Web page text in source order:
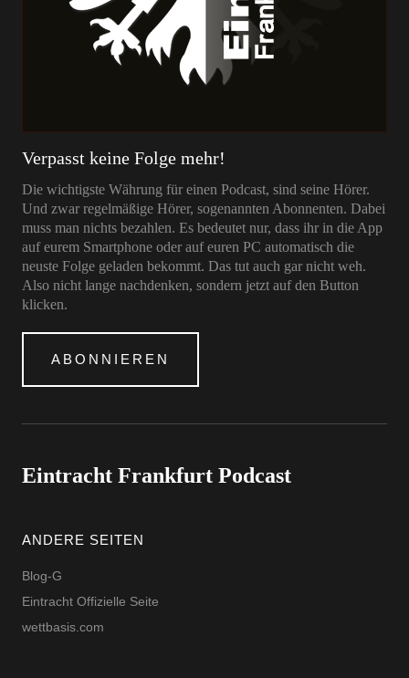
Verpasst keine Folge mehr!
Die wichtigste Währung für einen Podcast, sind seine Hörer.
Und zwar regelmäßige Hörer, sogenannten Abonnenten. Dabei
muss man nichts bezahlen. Es bedeutet nur, dass ihr in die App
auf eurem Smartphone oder auf euren PC automatisch die
neuste Folge geladen bekommt. Das tut auch gar nicht weh.
Also nicht lange nachdenken, sondern jetzt auf den Button
klicken.
ABONNIEREN
Eintracht Frankfurt Podcast
ANDERE SEITEN
Blog-G
Eintracht Offizielle Seite
wettbasis.com